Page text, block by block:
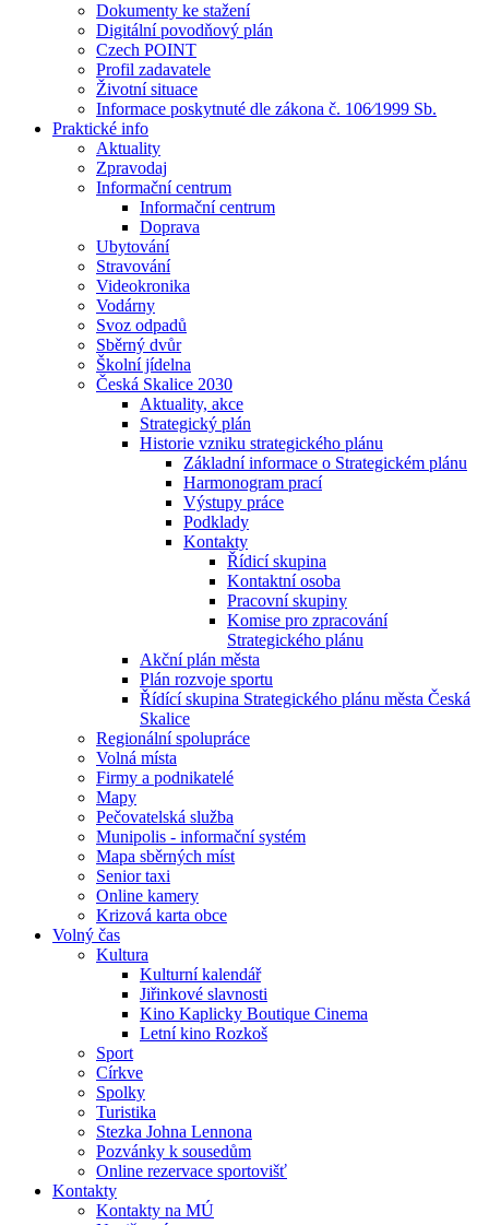
Dokumenty ke stažení
Digitální povodňový plán
Czech POINT
Profil zadavatele
Životní situace
Informace poskytnuté dle zákona č. 106⁄1999 Sb.
Praktické info
Aktuality
Zpravodaj
Informační centrum
Informační centrum
Doprava
Ubytování
Stravování
Videokronika
Vodárny
Svoz odpadů
Sběrný dvůr
Školní jídelna
Česká Skalice 2030
Aktuality, akce
Strategický plán
Historie vzniku strategického plánu
Základní informace o Strategickém plánu
Harmonogram prací
Výstupy práce
Podklady
Kontakty
Řídicí skupina
Kontaktní osoba
Pracovní skupiny
Komise pro zpracování
Strategického plánu
Akční plán města
Plán rozvoje sportu
Řídící skupina Strategického plánu města Česká
Skalice
Regionální spolupráce
Volná místa
Firmy a podnikatelé
Mapy
Pečovatelská služba
Munipolis - informační systém
Mapa sběrných míst
Senior taxi
Online kamery
Krizová karta obce
Volný čas
Kultura
Kulturní kalendář
Jiřinkové slavnosti
Kino Kaplicky Boutique Cinema
Letní kino Rozkoš
Sport
Církve
Spolky
Turistika
Stezka Johna Lennona
Pozvánky k sousedům
Online rezervace sportovišť
Kontakty
Kontakty na MÚ